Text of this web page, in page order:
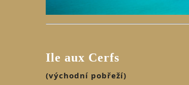
Ile aux Cerfs
(východní pobřeží)